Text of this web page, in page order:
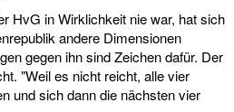
HvG in Wirklichkeit nie war, hat sich
andere Dimensionen
gegen ihn sind Zeichen dafür. Der
"Weil es nicht reicht, alle vier
und sich dann die nächsten vier